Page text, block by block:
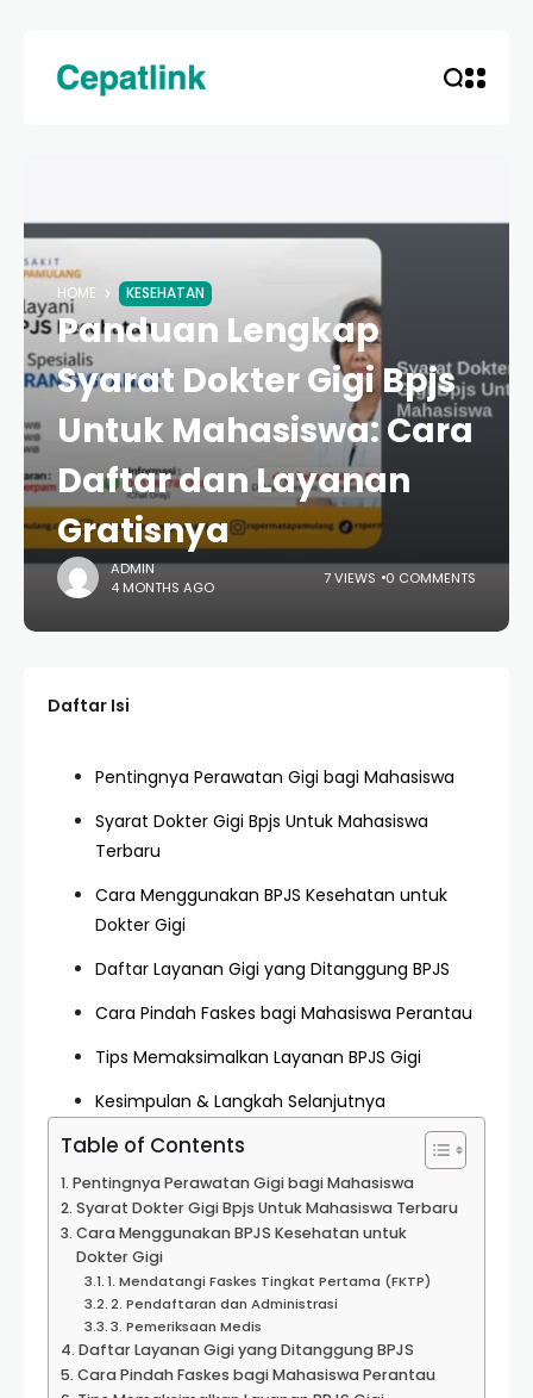
HOME KESEHATAN
Panduan Lengkap
Syarat Dokter Gigi Bpjs
Untuk Mahasiswa: Cara
Daftar dan Layanan
Gratisnya
ADMIN
4 MONTHS AGO
7 VIEWS 0 COMMENTS
Daftar Isi
Pentingnya Perawatan Gigi bagi Mahasiswa
Syarat Dokter Gigi Bpjs Untuk Mahasiswa
Terbaru
Cara Menggunakan BPJS Kesehatan untuk
Dokter Gigi
Daftar Layanan Gigi yang Ditanggung BPJS
Cara Pindah Faskes bagi Mahasiswa Perantau
Tips Memaksimalkan Layanan BPJS Gigi
Kesimpulan & Langkah Selanjutnya
Table of Contents
Pentingnya Perawatan Gigi bagi Mahasiswa
Syarat Dokter Gigi Bpjs Untuk Mahasiswa Terbaru
Cara Menggunakan BPJS Kesehatan untuk
Dokter Gigi
1. Mendatangi Faskes Tingkat Pertama (FKTP)
2. Pendaftaran dan Administrasi
3. Pemeriksaan Medis
Daftar Layanan Gigi yang Ditanggung BPJS
Cara Pindah Faskes bagi Mahasiswa Perantau